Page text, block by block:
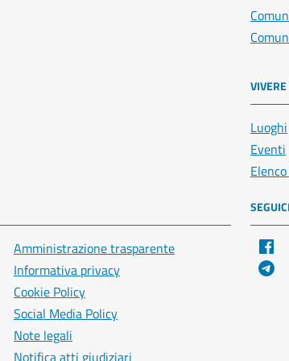
Luoghi
Eventi
Amministrazione trasparente
Informativa privacy
Cookie Policy
Social Media Policy
Note legali